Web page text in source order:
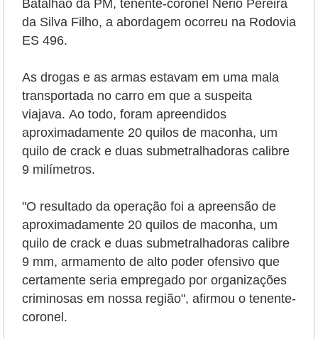
Batalhão da PM, tenente-coronel Nério Pereira
da Silva Filho, a abordagem ocorreu na Rodovia
ES 496.
As drogas e as armas estavam em uma mala
transportada no carro em que a suspeita
viajava. Ao todo, foram apreendidos
aproximadamente 20 quilos de maconha, um
quilo de crack e duas submetralhadoras calibre
9 milímetros.
"O resultado da operação foi a apreensão de
aproximadamente 20 quilos de maconha, um
quilo de crack e duas submetralhadoras calibre
9 mm, armamento de alto poder ofensivo que
certamente seria empregado por organizações
criminosas em nossa região", afirmou o tenente-
coronel.